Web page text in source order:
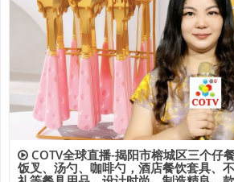
COTV全球直播-揭阳市榕城区三个仔
饭叉、汤勺、咖啡勺，酒店餐饮套具、